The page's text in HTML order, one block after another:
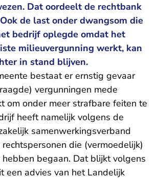
Dat oordeelt de rechtbank
de last onder dwangsom die
bedrijf oplegde omdat het
milieuvergunning werkt, kan
in stand blijven.
bestaat er ernstig gevaar
vergunningen mede
om onder meer strafbare feiten te
heeft namelijk volgens de
samenwerkingsverband
die (vermoedelijk)
begaan. Dat blijkt volgens
een advies van het Landelijk